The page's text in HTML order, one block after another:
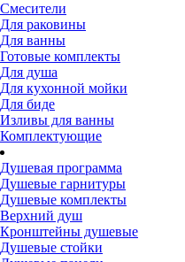
Смесители
Для раковины
Для ванны
Готовые комплекты
Для душа
Для кухонной мойки
Для биде
Изливы для ванны
Комплектующие
Душевая программа
Душевые гарнитуры
Душевые комплекты
Верхний душ
Кронштейны душевые
Душевые стойки